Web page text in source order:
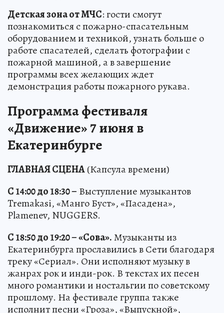
Детская зона от МЧС: гости смогут
познакомиться с пожарно-спасательным
оборудованием и техникой, узнать больше о
работе спасателей, сделать фотографии с
пожарной машиной, а в завершение
программы всех желающих ждет
демонстрация работы пожарного рукава.
Программа фестиваля
«Движение» 7 июня в
Екатеринбурге
ГЛАВНАЯ СЦЕНА(Капсула времени)
С 14:00 до 18:30 – Выступление музыкантов
Tremakasi, «Манго Буст», «Пасадена»,
Plamenev, NUGGERS.
С 18:50 до 19:20 – «Сова».Музыканты из
Екатеринбурга прославились в Сети благодаря
треку «Сериал». Они исполняют музыку в
жанрах рок и инди-рок. В текстах их песен
много романтики и ностальгии по советскому
прошлому. На фестивале группа также
исполнит песни «Гроза», «Выпускной»,